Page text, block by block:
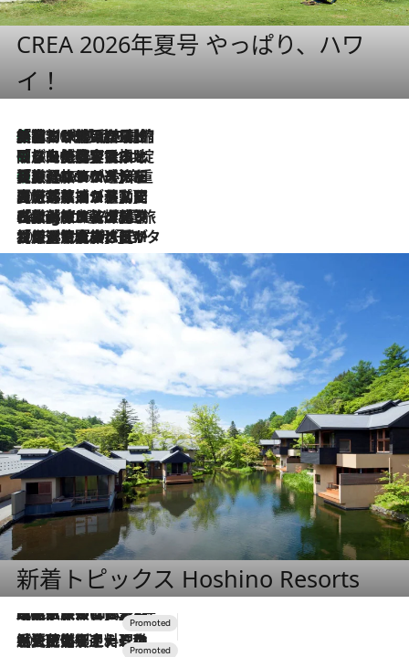
CREA 2026年夏号 やっぱり、ハワ
イ！
2026.8.6
「荷物が増えるほど旅ストレスは増す」美容ジャーナリストがたどり着いた最終結論。“化粧品を劇的に減らす”感動の凝縮美容とは
2026.8.6
「旅先には金髪ウィッグを持参」日本と同じメイクでは損してる!? 美容ジャーナリストが提案する“掟破りの旅美容”とは
2026.8.6
【厳選旅コスメ】「身軽さ＆UV対策重視！」ヘアアーティストshucoが選んだ夏旅ベストコスメを発表【Mサイズジップ】
2026.8.5
【厳選旅コスメ】国内をあちこち移動する河井菜摘が選んだ夏旅ベストコスメ発表！「リラックスアイテムはマスト」【Mサイズジップ】
2026.8.4
【厳選旅コスメ】「紫外線＆乾燥対策しながらメイク感も！」ヘア＆メイクGeorgeが選んだ夏旅ベストコスメを発表！【Mサイズジップ】
2026.8.3
【厳選旅コスメ】「保湿もタイパ重視！」“サウナ好き”タレント清水みさとが愛用する夏旅ベストコスメを発表！【Mサイズジップ】
新着トピックス Hoshino Resorts
2026.7.31
【ホテル帰省】という選択肢をOMOが提案。家族とほどよい距離を保つには「昼は実家、夜は気兼ねなくホテルで！」
2026.7.24
【夏限定ディナーコース】旬を迎える稚鮎や花ズッキーニなどをイタリア・トスカーナの郷土料理の手法で満喫！